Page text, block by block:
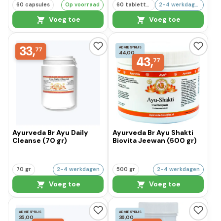
60 capsules Op voorraad
Voeg toe
60 tabletten 2-4 werkdagen
Voeg toe
33,77
Ayurveda Br Ayu Daily
Cleanse (70 gr)
70 gr 2-4 werkdagen
Voeg toe
ADVIESPRIJS
44,00
43,77
Ayurveda Br Ayu Shakti
Biovita Jeewan (500 gr)
500 gr 2-4 werkdagen
Voeg toe
ADVIESPRIJS
35,00
ADVIESPRIJS
36,00